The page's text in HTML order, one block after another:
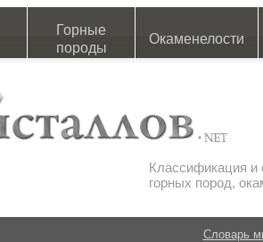
Горные
породы
Окаменелости
Классификация и
горных пород,
Словарь